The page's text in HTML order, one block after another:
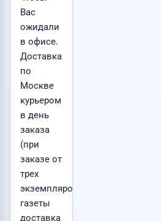
Вас
ожидали
в офисе.
Доставка
по
Москве
курьером
в день
заказа
(при
заказе от
трех
экземпляров
газеты
доставка